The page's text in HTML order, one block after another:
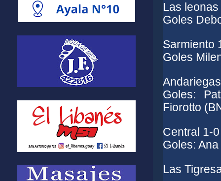
Las
Goles
Sarmiento
Goles
Goles:
Fiorotto
Central 1-
Goles:
Las